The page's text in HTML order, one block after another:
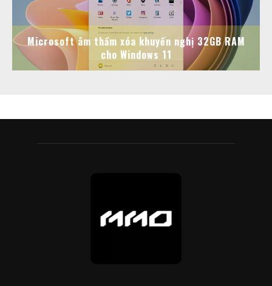
Microsoft âm thầm xóa khuyến nghị 32GB RAM
cho Windows 11